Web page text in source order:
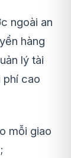
ngoài an
hàng
lý tài
phí cao
mỗi giao